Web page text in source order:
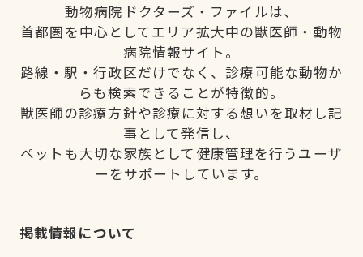
動物病院ドクターズ・ファイルは、
首都圏を中心としてエリア拡大中の獣医師・動物
病院情報サイト。
路線・駅・行政区だけでなく、診療可能な動物か
らも検索できることが特徴的。
獣医師の診療方針や診療に対する想いを取材し記
事として発信し、
ペットも大切な家族として健康管理を行うユーザ
ーをサポートしています。
掲載情報について